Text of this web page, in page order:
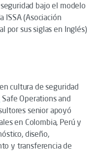
bajo el modelo
ISSA (Asociación
por sus siglas en Inglés)
cultura de seguridad
Safe Operations and
senior apoyó
en Colombia, Perú y
diseño,
y transferencia de